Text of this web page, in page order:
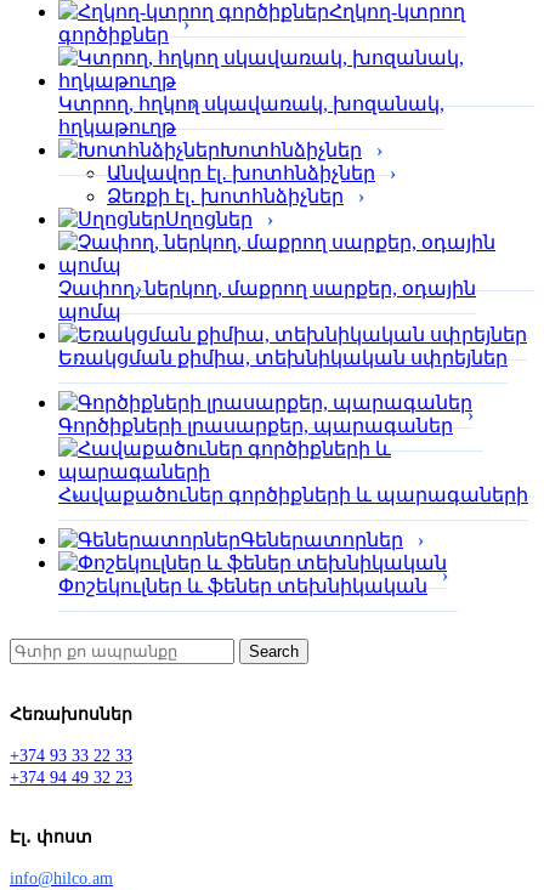
Հղկող-կտրող
գործիքներ
Կտրող, հղկող սկավառակ, խոզանակ,
հղկաթուղթ
Խոտհնձիչներ
Անվավոր էլ․ խոտհնձիչներ
Ձեռքի էլ․ խոտհնձիչներ
Սղոցներ
Չափող, ներկող, մաքրող սարքեր, օդային
պոմպ
Եռակցման քիմիա, տեխնիկական սփրեյներ
Գործիքների լրասարքեր, պարագաներ
Հավաքածուներ գործիքների և պարագաների
Գեներատորներ
Փոշեկուլներ և ֆեներ տեխնիկական
Search
Հեռախոսներ
+374 93 33 22 33
+374 94 49 32 23
Էլ․ փոստ
info@hilco.am